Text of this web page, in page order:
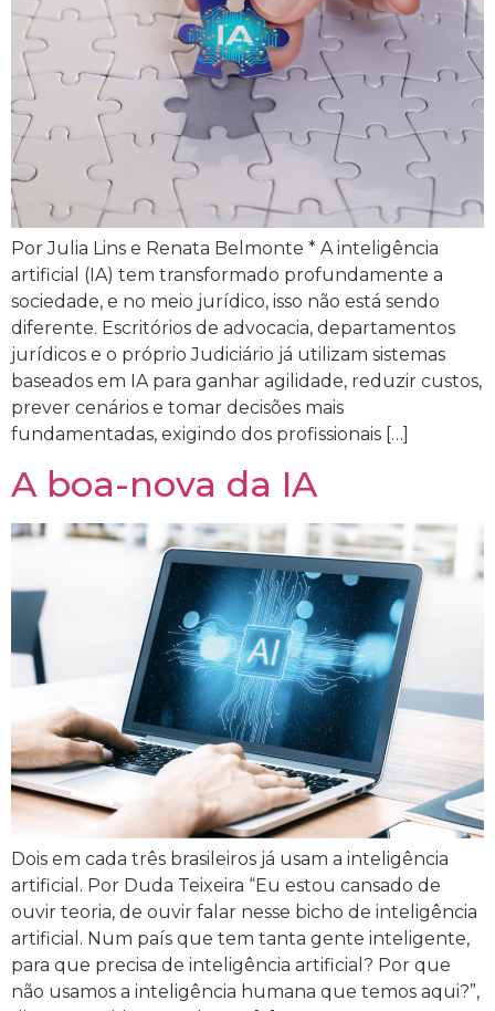
Por Julia Lins e Renata Belmonte * A inteligência
artificial (IA) tem transformado profundamente a
sociedade, e no meio jurídico, isso não está sendo
diferente. Escritórios de advocacia, departamentos
jurídicos e o próprio Judiciário já utilizam sistemas
baseados em IA para ganhar agilidade, reduzir custos,
prever cenários e tomar decisões mais
fundamentadas, exigindo dos profissionais […]
A boa-nova da IA
Dois em cada três brasileiros já usam a inteligência
artificial. Por Duda Teixeira “Eu estou cansado de
ouvir teoria, de ouvir falar nesse bicho de inteligência
artificial. Num país que tem tanta gente inteligente,
para que precisa de inteligência artificial? Por que
não usamos a inteligência humana que temos aqui?”,